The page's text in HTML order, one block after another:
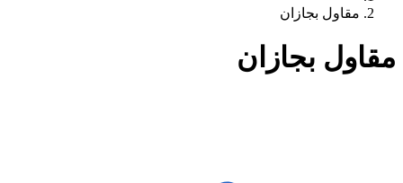
مقاول بجازان
مقاول بجازان